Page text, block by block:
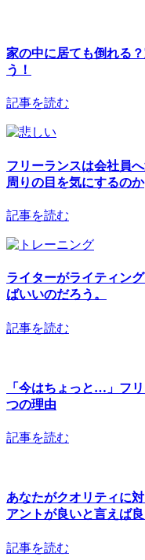
家の中に居ても倒れる
う！
記事を読む
フリーランスは会社員
周りの目を気にするのか
記事を読む
ライターがライティン
ばいいのだろう。
記事を読む
「今はちょっと…」フ
つの理由
記事を読む
あなたがクオリティに
アントが良いと言えば良
記事を読む